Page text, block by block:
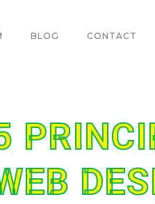
BLOG CONTACT